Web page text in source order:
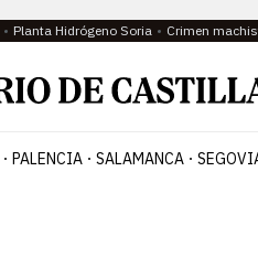
Planta Hidrógeno Soria Crimen
PALENCIA SALAMANCA